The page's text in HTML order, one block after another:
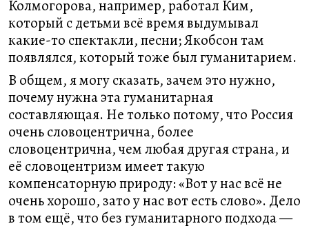
Колмогорова, например, работал Ким,
который с детьми всё время выдумывал
какие-то спектакли, песни; Якобсон там
появлялся, который тоже был гуманитарием.
В общем, я могу сказать, зачем это нужно,
почему нужна эта гуманитарная
составляющая. Не только потому, что Россия
очень словоцентрична, более
словоцентрична, чем любая другая страна, и
её словоцентризм имеет такую
компенсаторную природу: «Вот у нас всё не
очень хорошо, зато у нас вот есть слово». Дело
в том ещё, что без гуманитарного подхода —